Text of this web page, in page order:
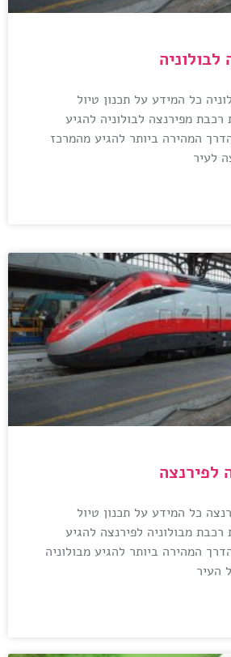
כל המידע על תכנון טיול
רכבת מפירנצה לבולוניה להגיע
המהירה ביותר להגיע מהמרכז
לעיר
לפירנצה
כל המידע על תכנון טיול
רכבת מבולוניה לפירנצה להגיע
המהירה ביותר להגיע מבולוניה
העיר